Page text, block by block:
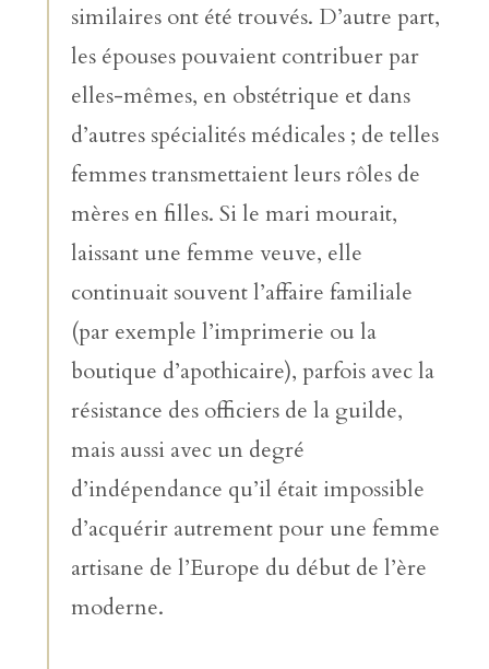
similaires ont été trouvés. D’autre part,
les épouses pouvaient contribuer par
elles-mêmes, en obstétrique et dans
d’autres spécialités médicales ; de telles
femmes transmettaient leurs rôles de
mères en filles. Si le mari mourait,
laissant une femme veuve, elle
continuait souvent l’affaire familiale
(par exemple l’imprimerie ou la
boutique d’apothicaire), parfois avec la
résistance des officiers de la guilde,
mais aussi avec un degré
d’indépendance qu’il était impossible
d’acquérir autrement pour une femme
artisane de l’Europe du début de l’ère
moderne.